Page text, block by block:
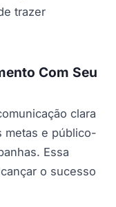
trazer
Com Seu
clara
metas e público-
Essa
o sucesso